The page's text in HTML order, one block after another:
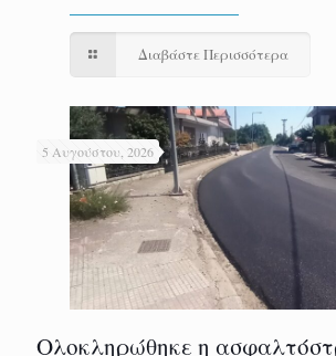
Διαβάστε Περισσότερα
5 Αυγούστου, 2026
Ολοκληρώθηκε η